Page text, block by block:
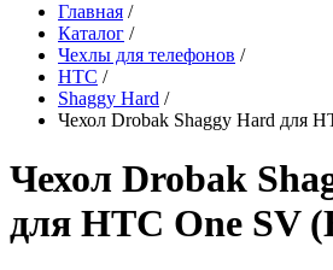
Главная /
Каталог /
Чехлы для телефонов /
HTC /
Shaggy Hard /
Чехол Drobak Shaggy Hard для
Чехол Drobak
для HTC One SV